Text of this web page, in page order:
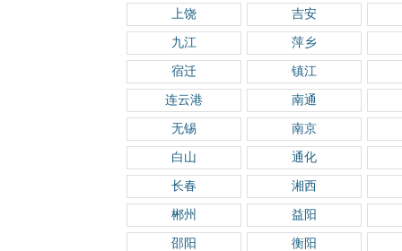
上饶 吉安
九江 萍乡
宿迁 镇江
连云港 南通
无锡 南京
白山 通化
长春 湘西
郴州 益阳
邵阳 衡阳